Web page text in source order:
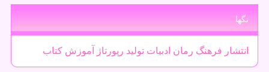
تگها
انتشار فرهنگ رمان ادبیات تولید رپورتاژ آموزش كتاب